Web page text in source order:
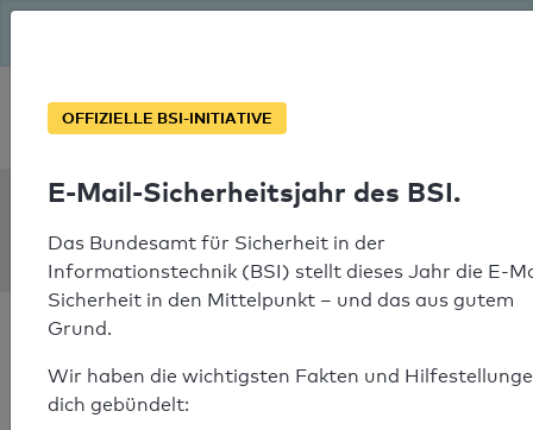
Soforthilfe bei Notfällen
htl-villach.at
OFFIZIELLE BSI-INITIATIVE
E-Mail-Sicherheitsjahr des BSI.
Das Bundesamt für Sicherheit in der
Informationstechnik (BSI) stellt dieses Jahr die E-
Sicherheit in den Mittelpunkt – und das aus gutem
Grund.
Wir haben die wichtigsten Fakten und
dich gebündelt: